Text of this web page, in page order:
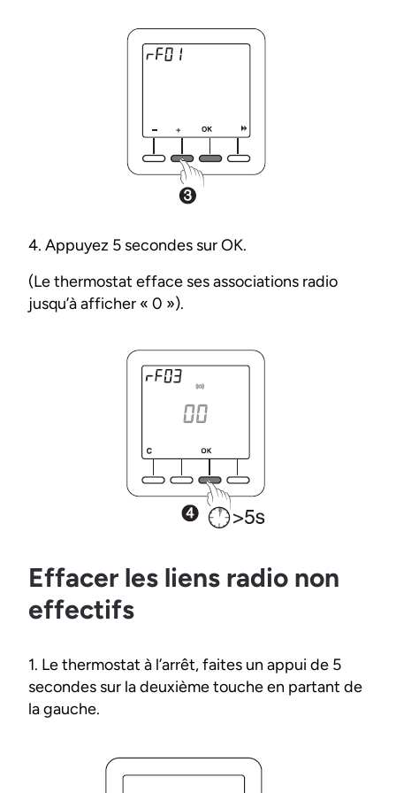
4. Appuyez 5 secondes sur OK.
(Le thermostat efface ses associations radio
jusqu’à afficher « 0 »).
Effacer les liens radio non
effectifs
1. Le thermostat à l’arrêt, faites un appui de 5
secondes sur la deuxième touche en partant de
la gauche.